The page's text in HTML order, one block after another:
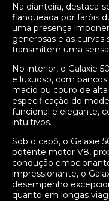
Na dianteira, destaca-
flanqueada por faróis
uma presença
generosas e as curvas
transmitem uma
No interior, o Galaxie
e luxuoso, com
macio ou couro de
especificação do
funcional e elegante,
intuitivos.
Sob o capô, o Galaxie
potente motor V8,
condução
impressionante, o
desempenho
quanto em longas